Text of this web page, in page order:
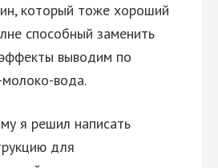
который тоже хороший
способный заменить
выводим по
вода.
я решил написать
для